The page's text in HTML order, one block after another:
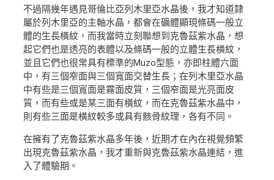
不過隔幾年遇見哥倫比亞列木里亞水晶後，我才知道隸
屬於列木里亞的主軸水晶，都會在礦體顯現條碼一般立
體的生長橫紋，而我當時立刻聯想到克魯茲紫水晶，想
起它們也是透亮的表體以及條碼一般的立體生長橫紋，
並且它們也很常具有標準的Muzo型態，亦即柱體六面
中，有三個窄面與三個寬面交替生長；在列木里亞水晶
中有些是三個寬面是霧面皮質，三個窄面是光亮面皮
質，而有些或是某三面有橫紋，而在克魯茲紫水晶中，
則有些三面是橫紋較多或具有骸骨紋理，各有不同。
在擁有了克魯茲紫水晶多年後，近期才在內在視覺頻繁
出現克魯茲紫水晶，我才重新與克魯茲紫水晶連結，進
入了體驗期。